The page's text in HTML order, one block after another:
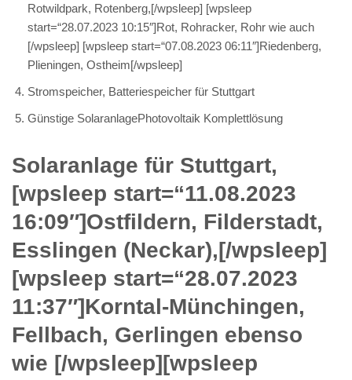
Rotwildpark, Rotenberg,[/wpsleep] [wpsleep
start=“28.07.2023 10:15″]Rot, Rohracker, Rohr wie auch
[/wpsleep] [wpsleep start=“07.08.2023 06:11″]Riedenberg,
Plieningen, Ostheim[/wpsleep]
Stromspeicher, Batteriespeicher für Stuttgart
Günstige SolaranlagePhotovoltaik Komplettlösung
Solaranlage für Stuttgart,
[wpsleep start=“11.08.2023
16:09″]Ostfildern, Filderstadt,
Esslingen (Neckar),[/wpsleep]
[wpsleep start=“28.07.2023
11:37″]Korntal-Münchingen,
Fellbach, Gerlingen ebenso
wie [/wpsleep][wpsleep